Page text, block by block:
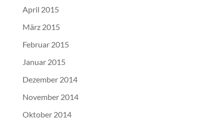
April 2015
März 2015
Februar 2015
Januar 2015
Dezember 2014
November 2014
Oktober 2014